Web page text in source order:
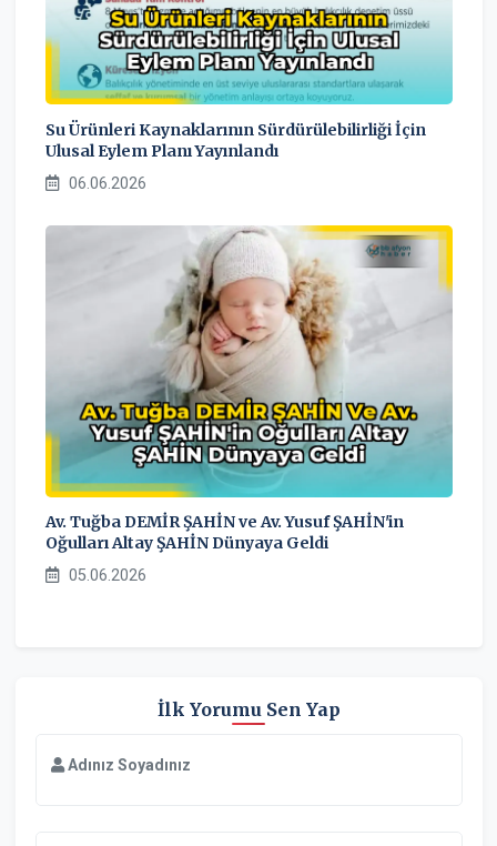
Su Ürünleri Kaynaklarının Sürdürülebilirliği İçin
Ulusal Eylem Planı Yayınlandı
06.06.2026
Av. Tuğba DEMİR ŞAHİN ve Av. Yusuf ŞAHİN'in
Oğulları Altay ŞAHİN Dünyaya Geldi
05.06.2026
İlk Yorumu Sen Yap
Adınız Soyadınız